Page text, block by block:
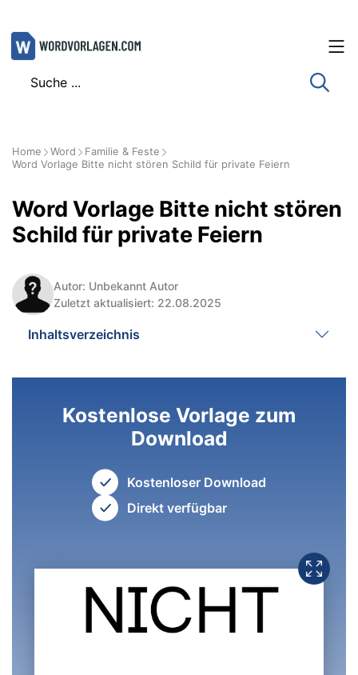
Zum
Inhalt
Home Word
Familie & Feste
Word Vorlage Bitte nicht stören Schild für private Feiern
Word Vorlage Bitte nicht stören
Schild für private Feiern
Autor: Unbekannt Autor
Zuletzt aktualisiert: 22.08.2025
Inhaltsverzeichnis
Kostenlose Vorlage zum
Download
Kostenloser Download
Direkt verfügbar